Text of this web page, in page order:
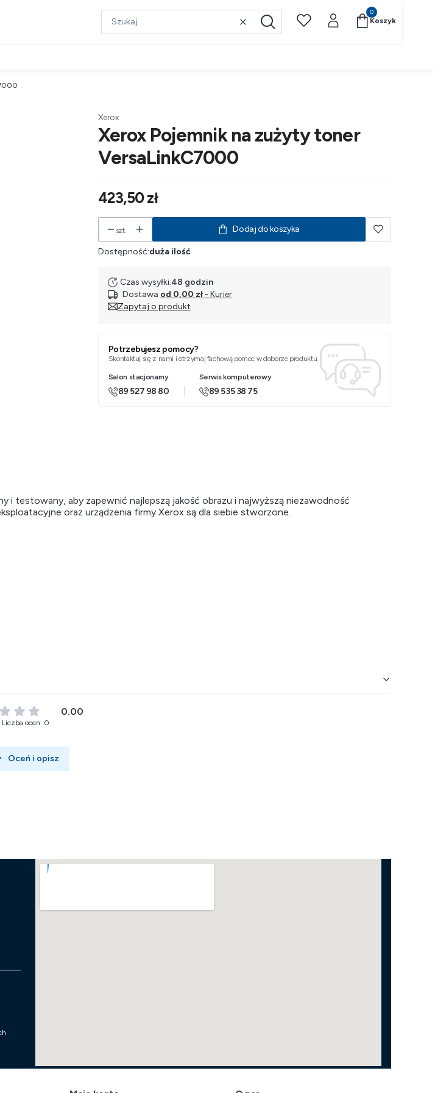
WyczyśćSzukaj
Produkty w
Koszyk
Xerox
Xerox Pojemnik na zużyty toner
VersaLinkC7000
Cena
423,50 zł
szt. Dodaj do koszyka
Dostępność:duża ilość
Czas wysyłki:48 godzin
Dostawa od 0,00 zł - Kurier
Zapytaj o produkt
Potrzebujesz pomocy?
Skontaktuj się z nami i otrzymaj fachową pomoc w doborze produktu.
Salon stacjonarny
89 527 98 80
Serwis komputerowy
89 535 38 75
testowany, aby zapewnić najlepszą jakość obrazu i najwyższą niezawodność
oraz urządzenia firmy Xerox są dla siebie stworzone.
0.00
Liczba ocen: 0
Oceń i opisz